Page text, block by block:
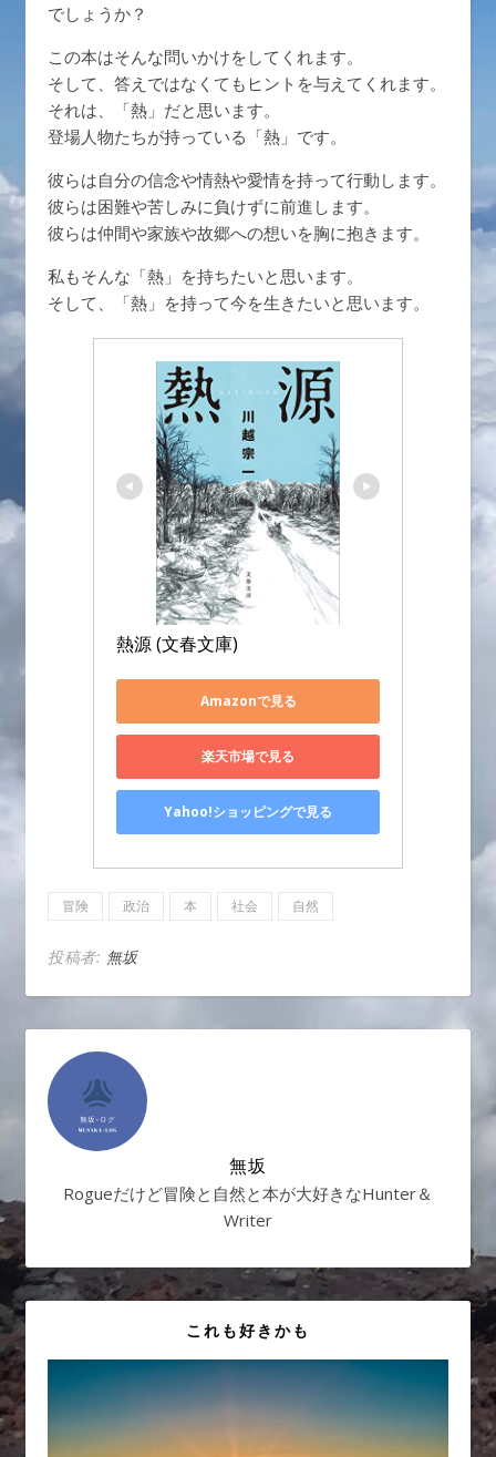
でしょうか？
この本はそんな問いかけをしてくれます。
そして、答えではなくてもヒントを与えてくれます。
それは、「熱」だと思います。
登場人物たちが持っている「熱」です。
彼らは自分の信念や情熱や愛情を持って行動します。
彼らは困難や苦しみに負けずに前進します。
彼らは仲間や家族や故郷への想いを胸に抱きます。
私もそんな「熱」を持ちたいと思います。
そして、「熱」を持って今を生きたいと思います。
熱源 (文春文庫)
Amazonで見る
楽天市場で見る
Yahoo!ショッピングで見る
冒険 政治 本 社会 自然
投稿者: 無坂
無坂
Rogueだけど冒険と自然と本が大好きなHunter＆
Writer
これも好きかも